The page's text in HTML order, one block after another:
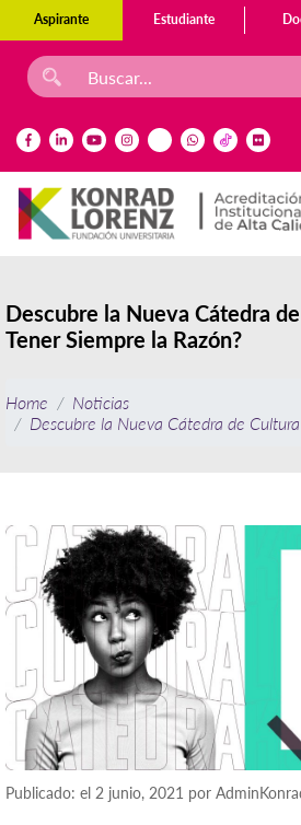
Aspirante Estudiante
Descubre la Nueva Cátedra
Tener Siempre la Razón?
Home
Noticias
Descubre la Nueva Cátedra de
Publicado: el 2 junio, 2021 por